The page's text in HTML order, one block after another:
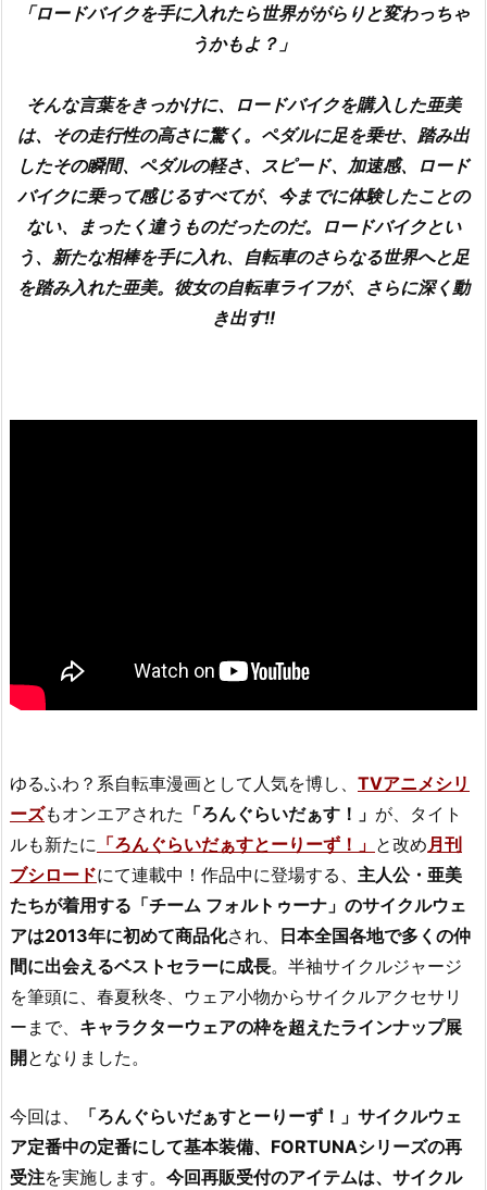
「ロードバイクを手に入れたら世界ががらりと変わっちゃ
うかもよ？」
そんな言葉をきっかけに、ロードバイクを購入した亜美
は、その走行性の高さに驚く。ペダルに足を乗せ、踏み出
したその瞬間、ペダルの軽さ、スピード、加速感、ロード
バイクに乗って感じるすべてが、今までに体験したことの
ない、まったく違うものだったのだ。ロードバイクとい
う、新たな相棒を手に入れ、自転車のさらなる世界へと足
を踏み入れた亜美。彼女の自転車ライフが、さらに深く動
き出す!!
ゆるふわ？系自転車漫画として人気を博し、 TVアニメシリ
ーズもオンエアされた 「ろんぐらいだぁす！」 が、タイト
ルも新たに 「ろんぐらいだぁすとーりーず！」 と改め月刊
ブシロードにて連載中！作品中に登場する、 主人公・亜美
たちが着用する「チーム フォルトゥーナ」のサイクルウェ
アは2013年に初めて商品化され、
日本全国各地で多くの仲
間に出会えるベストセラーに成長。半袖サイクルジャージ
を筆頭に、春夏秋冬、ウェア小物からサイクルアクセサリ
ーまで、 キャラクターウェアの枠を超えたラインナップ展
開 となりました。
今回は、
「ろんぐらいだぁすとーりーず！」サイクルウェ
ア定番中の定番にして基本装備、FORTUNAシリーズの再
受注を実施します。 今回再販受付のアイテムは、サイクル